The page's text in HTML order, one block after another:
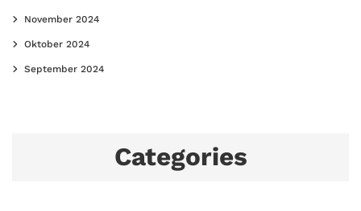
November 2024
Oktober 2024
September 2024
Categories